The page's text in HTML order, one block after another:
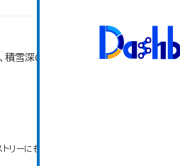
積雪深の一覧（平成17年度以
リーにもアクセス可能です